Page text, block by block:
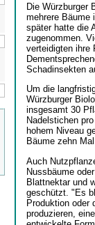
Die Würzburger
mehrere Bäume
später hatte die
zugenommen.
verteidigten ihre
Schadinsekten
Um die
Würzburger
insgesamt 30
Nadelstichen
hohem Niveau
Bäume zehn
Auch
Nussbäume
Blattnektar und
geschützt. "Es
Produktion oder
produzieren,